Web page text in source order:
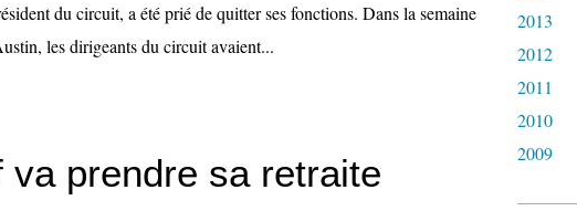
du circuit, a été prié de quitter ses fonctions. Dans la semaine
les dirigeants du circuit avaient...
va prendre sa retraite
2013
2012
2011
2010
2009